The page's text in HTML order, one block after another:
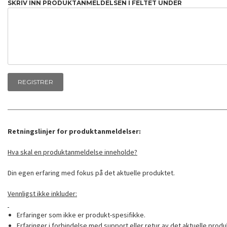
SKRIV INN PRODUKTANMELDELSEN I FELTET UNDER
Retningslinjer for produktanmeldelser:
Hva skal en produktanmeldelse inneholde?
Din egen erfaring med fokus på det aktuelle produktet.
Vennligst ikke inkluder:
Erfaringer som ikke er produkt-spesifikke.